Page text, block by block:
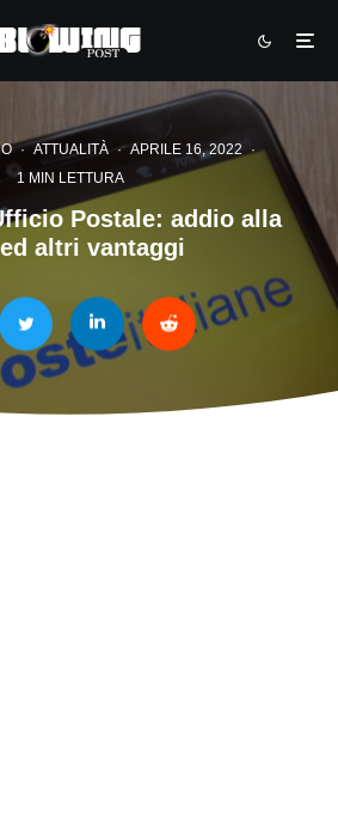
· ATTUALITÀ · APRILE 16, 2022
·
1 MIN LETTURA
Postale: addio alla
altri vantaggi